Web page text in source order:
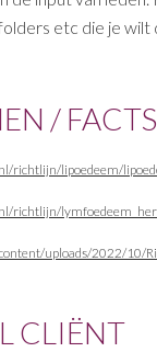
etc die je wilt
/
richtlijn/lipoedeem/
richtlijn/
uploads/2022/10/
CLIËNT